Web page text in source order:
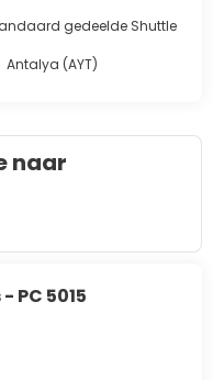
gedeelde Shuttle
Antalya (AYT)
naar
PC 5015